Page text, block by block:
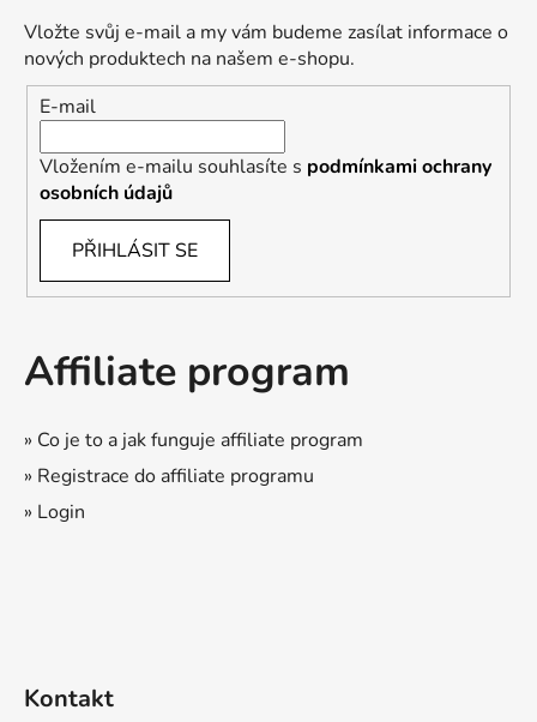
Vložte svůj e-mail a my vám budeme zasílat informace o
nových produktech na našem e-shopu.
E-mail
Vložením e-mailu souhlasíte s podmínkami ochrany
osobních údajů
PŘIHLÁSIT SE
Affiliate program
» Co je to a jak funguje affiliate program
» Registrace do affiliate programu
» Login
Kontakt